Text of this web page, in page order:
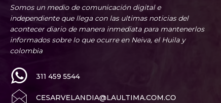
Somos un medio de comunicación digital e
independiente que llega con las ultimas noticias del
acontecer diario de manera inmediata para mantenerlos
informados sobre lo que ocurre en Neiva, el Huila y
colombia
311 459 5544
CESARVELANDIA@LAULTIMA.COM.CO